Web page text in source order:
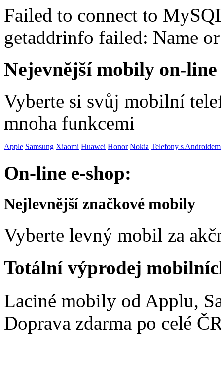
Failed to connect to
getaddrinfo failed: Name
Nejevnější mobily on-
Vyberte si svůj mobilní
mnoha funkcemi
Apple Samsung Xiaomi Huawei Honor Nokia Telefony s Androidem
On-line e-shop:
Nejlevnější značkové mobily
Vyberte levný mobil za
Totální výprodej
Laciné mobily od Applu,
Doprava zdarma po celé